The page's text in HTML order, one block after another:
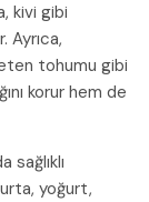
kivi gibi
Ayrıca,
tohumu gibi
korur hem de
sağlıklı
yoğurt,